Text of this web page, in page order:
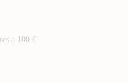
a 100 €